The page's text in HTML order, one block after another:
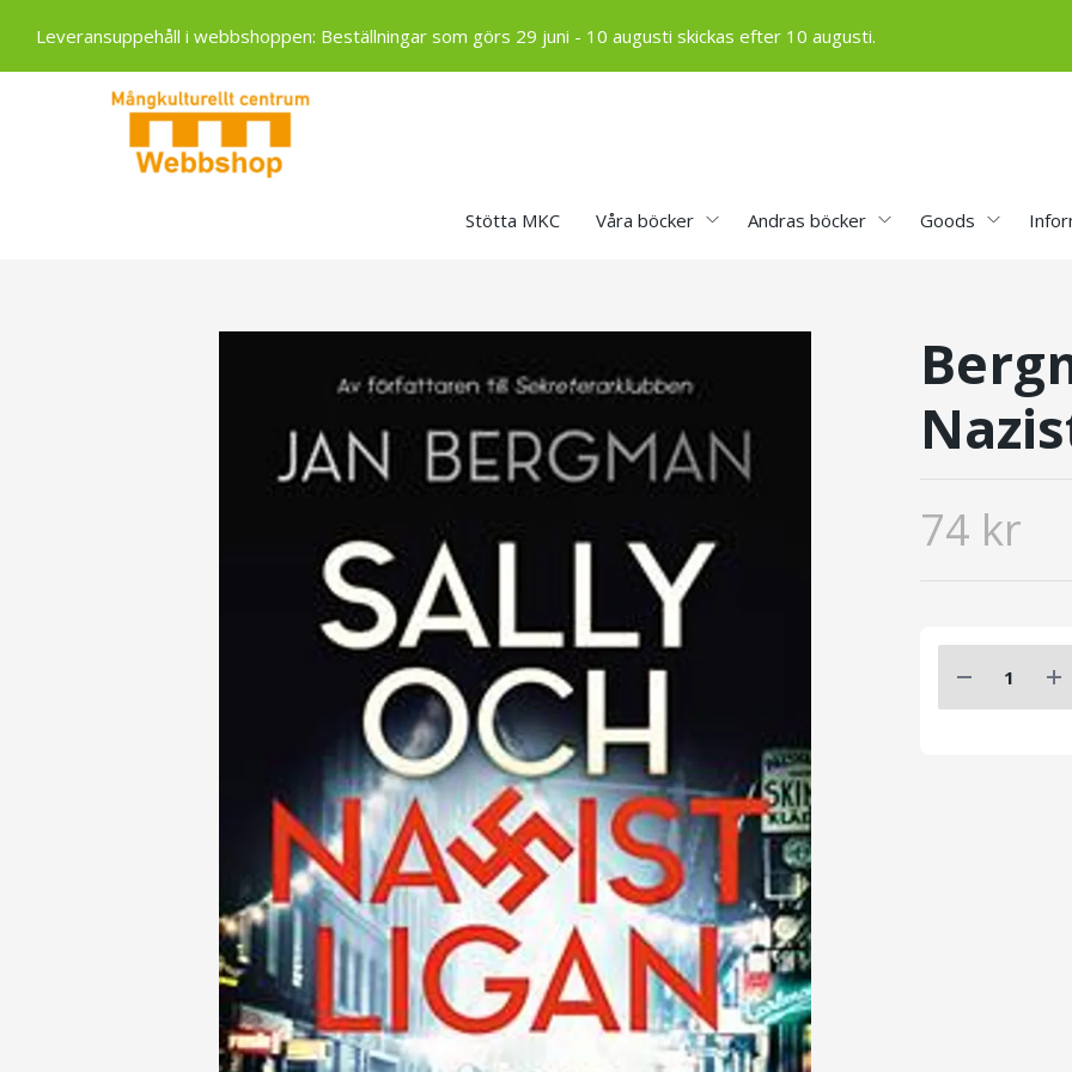
Leveransuppehåll i webbshoppen: Beställningar som görs 29 juni - 10 augusti skickas efter 10 augusti.
Stötta MKC Våra böcker Andras böcker Goods
74 kr